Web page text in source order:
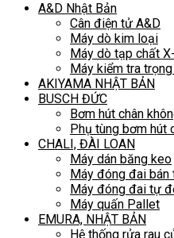
A&D Nhật Bản
Cân điện tử A&D
Máy dò kim loại
Máy dò tạp chất
Máy kiểm tra
AKIYAMA NHẬT BẢN
BUSCH ĐỨC
Bơm hút chân
Phụ tùng bơm hút
CHALI, ĐÀI LOAN
Máy dán băng keo
Máy đóng đai
Máy đóng đai tự
Máy quấn Pallet
EMURA, NHẬT BẢN
Hệ thống rửa rau